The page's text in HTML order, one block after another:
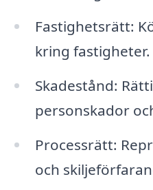
Fastighetsrätt:
kring fastigheter.
Skadestånd:
personskador
Processrätt:
och